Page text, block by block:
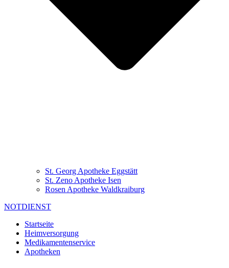
St. Georg Apotheke Eggstätt
St. Zeno Apotheke Isen
Rosen Apotheke Waldkraiburg
NOTDIENST
Startseite
Heimversorgung
Medikamentenservice
Apotheken